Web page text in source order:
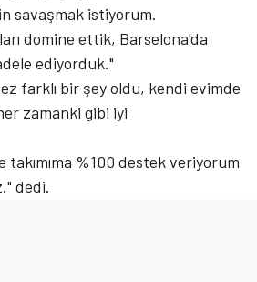
savaşmak istiyorum.
domine ettik, Barselona'da
ediyorduk."
farklı bir şey oldu, kendi evimde
zamanki gibi iyi
%100 destek veriyorum
dedi.